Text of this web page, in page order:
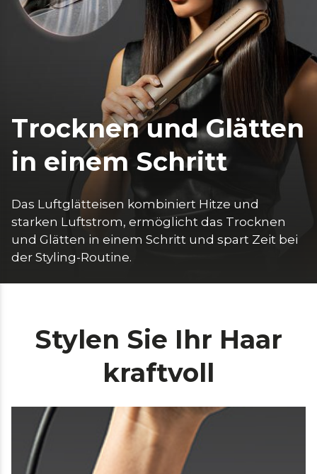
Trocknen und Glätten
in einem Schritt
Das Luftglätteisen kombiniert Hitze und
starken Luftstrom, ermöglicht das Trocknen
und Glätten in einem Schritt und spart Zeit bei
der Styling-Routine.
Stylen Sie Ihr Haar
kraftvoll